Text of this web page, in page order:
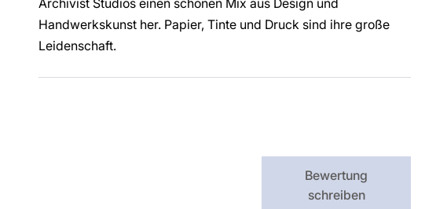
Handwerkskunst her. Papier, Tinte und Druck sind ihre große
Leidenschaft.
Bewertung
schreiben